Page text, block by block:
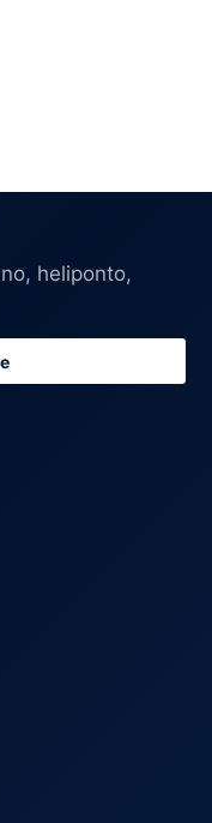
heliponto,